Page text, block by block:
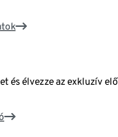
és élvezze az exkluzív